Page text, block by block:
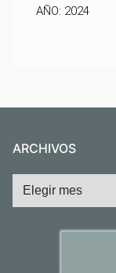
AÑO: 2024
ARCHIVOS